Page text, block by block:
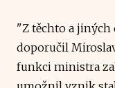
"Z těchto a
doporučil
funkci ministra